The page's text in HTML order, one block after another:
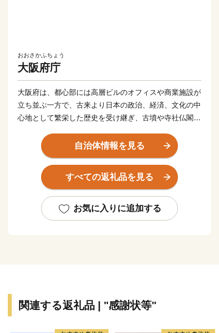
おおさかふちょう
大阪府庁
大阪府は、都心部には高層ビルのオフィスや商業施設が
立ち並ぶ一方で、古来より日本の政治、経済、文化の中
心地として繁栄した歴史を受け継ぎ、古墳や寺社仏閣な
瀬戸内海へと繋がる大阪湾が広がり古くから海上交通の
要衝であるとともに、他の三方は山に囲まれ、豊かな自
然にも恵まれています。
また、「食いだおれ」の町とも言われるほど様々な食が
が人気です。食文化を支える農業や漁業も盛んで、包丁
などの刃物や錫器など、多くの伝統工芸品も有名です。
自治体情報を見る
すべての返礼品を見る
お気に入りに追加する
関連する返礼品 | "感謝状等"